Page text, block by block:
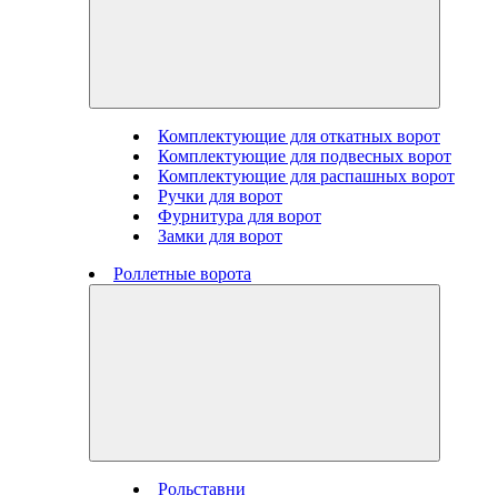
Комплектующие для откатных ворот
Комплектующие для подвесных ворот
Комплектующие для распашных ворот
Ручки для ворот
Фурнитура для ворот
Замки для ворот
Роллетные ворота
Рольставни